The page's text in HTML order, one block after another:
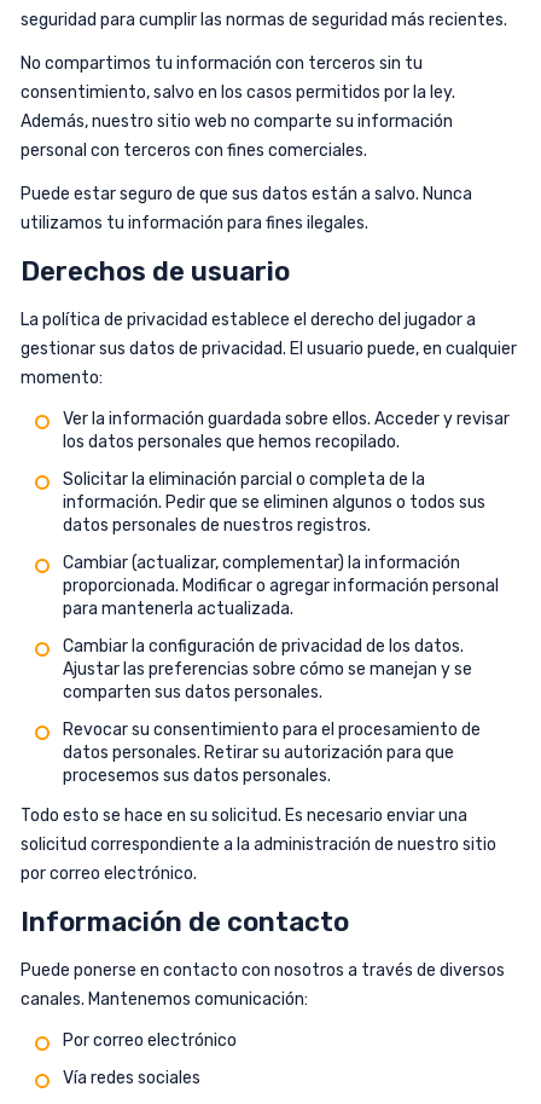
seguridad para cumplir las normas de seguridad más recientes.
No compartimos tu información con terceros sin tu
consentimiento, salvo en los casos permitidos por la ley.
Además, nuestro sitio web no comparte su información
personal con terceros con fines comerciales.
Puede estar seguro de que sus datos están a salvo. Nunca
utilizamos tu información para fines ilegales.
Derechos de usuario
La política de privacidad establece el derecho del jugador a
gestionar sus datos de privacidad. El usuario puede, en cualquier
momento:
Ver la información guardada sobre ellos. Acceder y revisar
los datos personales que hemos recopilado.
Solicitar la eliminación parcial o completa de la
información. Pedir que se eliminen algunos o todos sus
datos personales de nuestros registros.
Cambiar (actualizar, complementar) la información
proporcionada. Modificar o agregar información personal
para mantenerla actualizada.
Cambiar la configuración de privacidad de los datos.
Ajustar las preferencias sobre cómo se manejan y se
comparten sus datos personales.
Revocar su consentimiento para el procesamiento de
datos personales. Retirar su autorización para que
procesemos sus datos personales.
Todo esto se hace en su solicitud. Es necesario enviar una
solicitud correspondiente a la administración de nuestro sitio
por correo electrónico.
Información de contacto
Puede ponerse en contacto con nosotros a través de diversos
canales. Mantenemos comunicación:
Por correo electrónico
Vía redes sociales